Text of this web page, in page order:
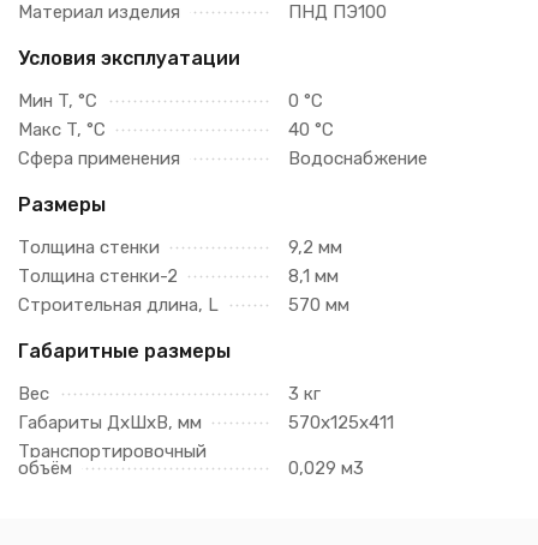
Материал изделия ПНД ПЭ100
Условия эксплуатации
Мин T, °C
0 °C
Макс T, °C
40 °C
Сфера применения
Водоснабжение
Размеры
Толщина стенки
9,2 мм
Толщина стенки-2
8,1 мм
Строительная длина, L
570 мм
Габаритные размеры
Вес
3 кг
Габариты ДхШхВ, мм
570х125х411
Транспортировочный
объём 0,029 м3